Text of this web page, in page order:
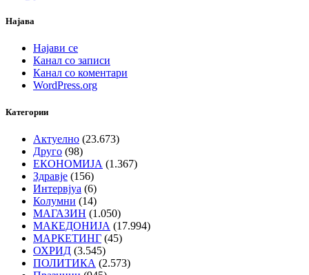
Најава
Најави се
Канал со записи
Канал со коментари
WordPress.org
Категории
Актуелно (23.673)
Друго (98)
ЕКОНОМИЈА (1.367)
Здравје (156)
Интервјуа (6)
Колумни (14)
МАГАЗИН (1.050)
МАКЕДОНИЈА (17.994)
МАРКЕТИНГ (45)
ОХРИД (3.545)
ПОЛИТИКА (2.573)